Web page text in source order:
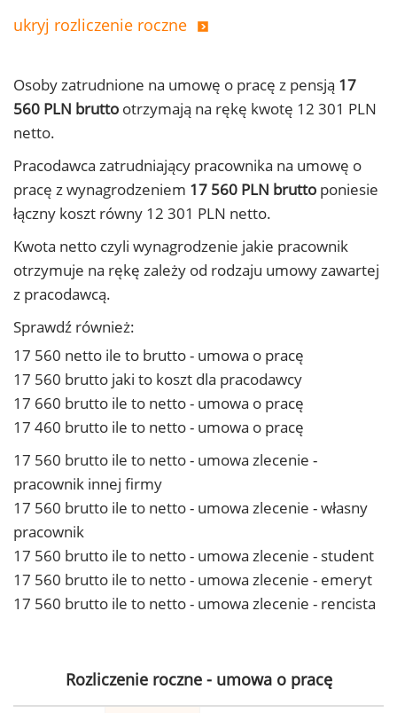
ukryj rozliczenie roczne
Osoby zatrudnione na umowę o pracę z pensją 17
560 PLN brutto otrzymają na rękę kwotę 12 301 PLN
netto.
Pracodawca zatrudniający pracownika na umowę o
pracę z wynagrodzeniem 17 560 PLN brutto poniesie
łączny koszt równy 12 301 PLN netto.
Kwota netto czyli wynagrodzenie jakie pracownik
otrzymuje na rękę zależy od rodzaju umowy zawartej
z pracodawcą.
Sprawdź również:
17 560 netto ile to brutto - umowa o pracę
17 560 brutto jaki to koszt dla pracodawcy
17 660 brutto ile to netto - umowa o pracę
17 460 brutto ile to netto - umowa o pracę
17 560 brutto ile to netto - umowa zlecenie -
pracownik innej firmy
17 560 brutto ile to netto - umowa zlecenie - własny
pracownik
17 560 brutto ile to netto - umowa zlecenie - student
17 560 brutto ile to netto - umowa zlecenie - emeryt
17 560 brutto ile to netto - umowa zlecenie - rencista
Rozliczenie roczne - umowa o pracę